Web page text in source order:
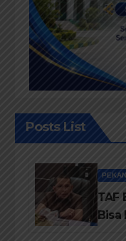
Posts List
TAF
Bisa